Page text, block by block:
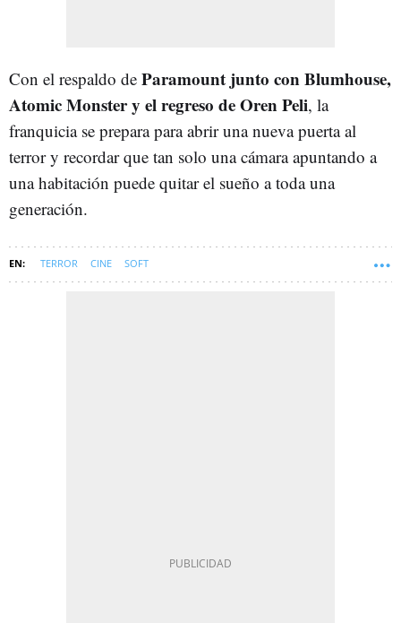
Con el respaldo de Paramount junto con Blumhouse,
Atomic Monster y el regreso de Oren Peli, la
franquicia se prepara para abrir una nueva puerta al
terror y recordar que tan solo una cámara apuntando a
una habitación puede quitar el sueño a toda una
generación.
TERROR CINE SOFT